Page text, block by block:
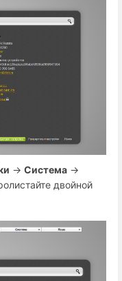
→ Система →
двойной